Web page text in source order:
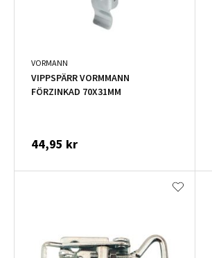
VORMANN
VIPPSPÄRR VORMMANN
FÖRZINKAD 70X31MM
44,95 kr